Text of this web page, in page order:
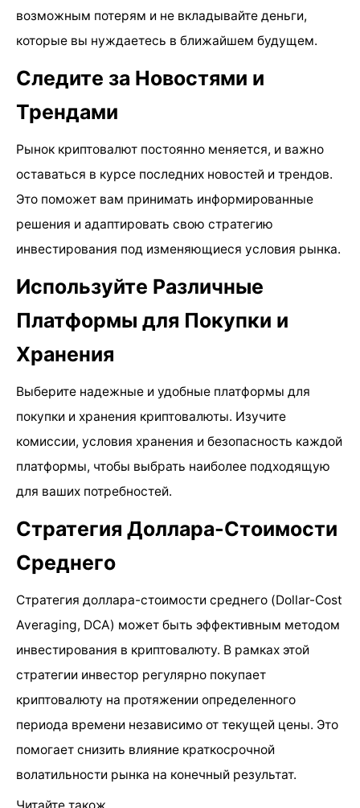
возможным потерям и не вкладывайте деньги,
которые вы нуждаетесь в ближайшем будущем.
Следите за Новостями и
Трендами
Рынок криптовалют постоянно меняется, и важно
оставаться в курсе последних новостей и трендов.
Это поможет вам принимать информированные
решения и адаптировать свою стратегию
инвестирования под изменяющиеся условия рынка.
Используйте Различные
Платформы для Покупки и
Хранения
Выберите надежные и удобные платформы для
покупки и хранения криптовалюты. Изучите
комиссии, условия хранения и безопасность каждой
платформы, чтобы выбрать наиболее подходящую
для ваших потребностей.
Стратегия Доллара-Стоимости
Среднего
Стратегия доллара-стоимости среднего (Dollar-Cost
Averaging, DCA) может быть эффективным методом
инвестирования в криптовалюту. В рамках этой
стратегии инвестор регулярно покупает
криптовалюту на протяжении определенного
периода времени независимо от текущей цены. Это
помогает снизить влияние краткосрочной
волатильности рынка на конечный результат.